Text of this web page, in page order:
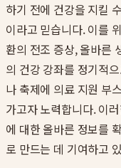
하기 전에 건강을 지킬
이라고 믿습니다. 이를
환의 전조 증상, 올바른
의 건강 강좌를 정기적
나 축제에 의료 지원 부
가고자 노력합니다. 이
에 대한 올바른 정보를
로 만드는 데 기여하고